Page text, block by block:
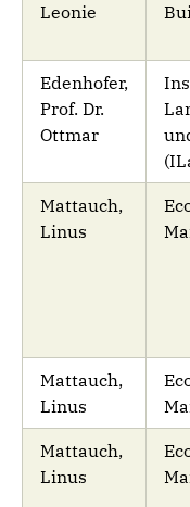
Leonie
Edenhofer,
Prof. Dr.
Ottmar
Mattauch,
Linus
Mattauch,
Linus
Mattauch,
Linus